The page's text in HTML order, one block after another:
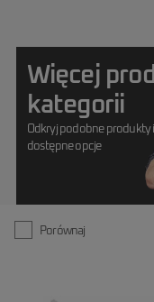
- przechowywać produkty
dzieci.
Lista ostrzeżeń
- Nie są to zabawki –
osoby nieprzeszkolone bez
- Zawsze używaj narzędzi
inny sposób może
- Sprawdzaj stan
nie jest uszkodzone, zużyte
- Stosuj środki ochrony
odzież roboczą i ochronniki
- Nie używaj nadmiernej siły
Więcej
kategorii
Odkryj podobne produkty
dostępne opcje
Porównaj